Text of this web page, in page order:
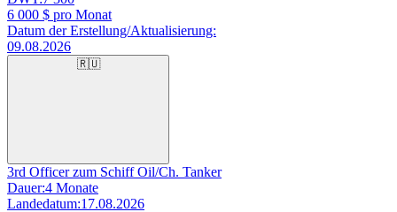
6 000 $ pro Monat
Datum der Erstellung/Aktualisierung:
09.08.2026
🇷🇺
3rd Officer zum Schiff Oil/Ch. Tanker
Dauer:4 Monate
Landedatum:17.08.2026